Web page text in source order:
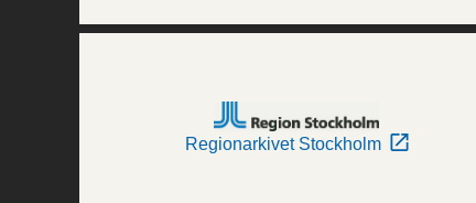
Regionarkivet Stockholm